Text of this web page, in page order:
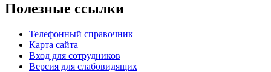
Полезные ссылки
Телефонный справочник
Карта сайта
Вход для сотрудников
Версия для слабовидящих